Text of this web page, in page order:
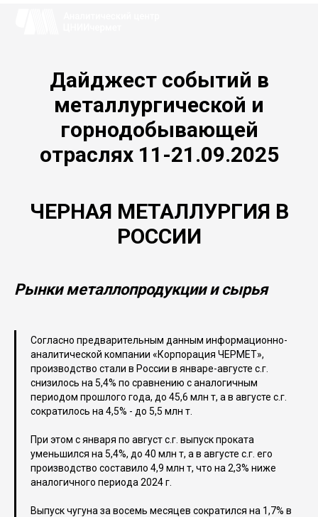
Дайджест событий в
металлургической и
горнодобывающей
отраслях 11-21.09.2025
ЧЕРНАЯ МЕТАЛЛУРГИЯ В
РОССИИ
Рынки металлопродукции и сырья
Cогласно предварительным данным информационно-
аналитической компании «Корпорация ЧЕРМЕТ»,
производство стали в России в январе-августе с.г.
снизилось на 5,4% по сравнению с аналогичным
периодом прошлого года, до 45,6 млн т, а в августе с.г.
сократилось на 4,5% - до 5,5 млн т.
При этом с января по август с.г. выпуск проката
уменьшился на 5,4%, до 40 млн т, а в августе с.г. его
производство составило 4,9 млн т, что на 2,3% ниже
аналогичного периода 2024 г.
Выпуск чугуна за восемь месяцев сократился на 1,7% в